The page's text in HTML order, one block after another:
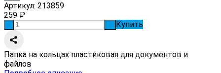
Артикул: 213859
259 ₽
Купить
Папка на кольцах пластиковая для документов и
файлов